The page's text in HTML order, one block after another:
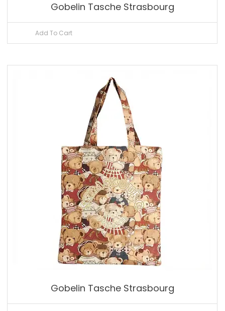
Gobelin Tasche Strasbourg
Add To Cart
Gobelin Tasche Strasbourg